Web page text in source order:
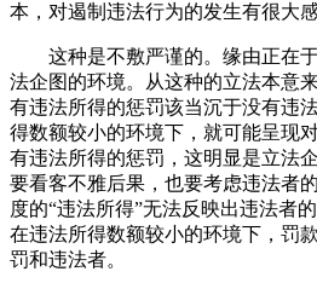
本，对遏制违法行为的发生有很大感
这种是不敷严谨的。缘由正在于
法企图的环境。从这种的立法本意
有违法所得的惩罚该当沉于没有违
得数额较小的环境下，就可能呈现
有违法所得的惩罚，这明显是立法
要看客不雅后果，也要考虑违法者
度的“违法所得”无法反映出违法者
在违法所得数额较小的环境下，罚
罚和违法者。